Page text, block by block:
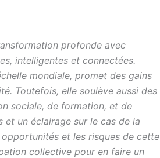
profonde avec
intelligentes et connectées.
mondiale, promet des gains
Toutefois, elle soulève aussi des
sociale, de formation, et de
et un éclairage sur le cas de la
et les risques de cette
collective pour en faire un